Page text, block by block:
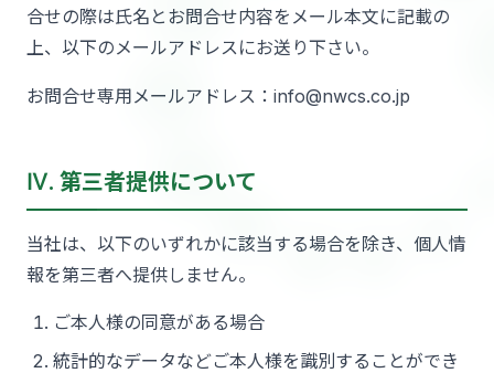
合せの際は氏名とお問合せ内容をメール本文に記載の
上、以下のメールアドレスにお送り下さい。
お問合せ専用メールアドレス：info@nwcs.co.jp
Ⅳ. 第三者提供について
当社は、以下のいずれかに該当する場合を除き、個人情
報を第三者へ提供しません。
ご本人様の同意がある場合
統計的なデータなどご本人様を識別することができ